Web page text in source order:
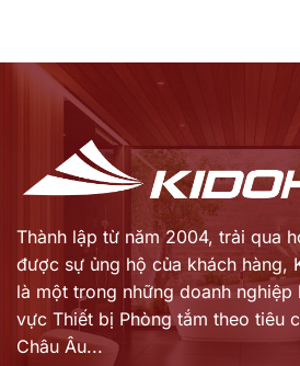
Thành lập từ năm 2004, trải qua
được sự ủng hộ của khách hàng,
là một trong những doanh nghiệp
vực Thiết bị Phòng tắm theo tiêu
Châu Âu...